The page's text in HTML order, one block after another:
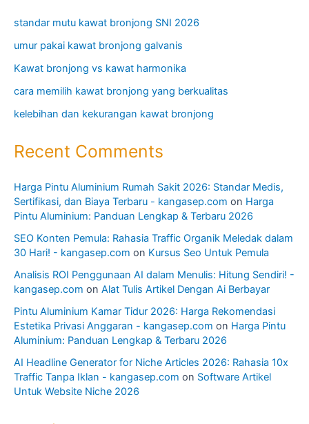
standar mutu kawat bronjong SNI 2026
umur pakai kawat bronjong galvanis
Kawat bronjong vs kawat harmonika
cara memilih kawat bronjong yang berkualitas
kelebihan dan kekurangan kawat bronjong
Recent Comments
Harga Pintu Aluminium Rumah Sakit 2026: Standar Medis,
Sertifikasi, dan Biaya Terbaru - kangasep.com on Harga
Pintu Aluminium: Panduan Lengkap & Terbaru 2026
SEO Konten Pemula: Rahasia Traffic Organik Meledak dalam
30 Hari! - kangasep.com on Kursus Seo Untuk Pemula
Analisis ROI Penggunaan AI dalam Menulis: Hitung Sendiri! -
kangasep.com on Alat Tulis Artikel Dengan Ai Berbayar
Pintu Aluminium Kamar Tidur 2026: Harga Rekomendasi
Estetika Privasi Anggaran - kangasep.com on Harga Pintu
Aluminium: Panduan Lengkap & Terbaru 2026
AI Headline Generator for Niche Articles 2026: Rahasia 10x
Traffic Tanpa Iklan - kangasep.com on Software Artikel
Untuk Website Niche 2026